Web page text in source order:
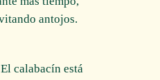
antojos.
calabacín está